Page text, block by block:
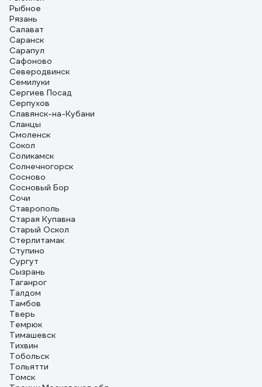
Рыбное
Рязань
Салават
Саранск
Сарапул
Сафоново
Северодвинск
Семилуки
Сергиев Посад
Серпухов
Славянск-на-Кубани
Сланцы
Смоленск
Сокол
Соликамск
Солнечногорск
Сосново
Сосновый Бор
Сочи
Ставрополь
Старая Купавна
Старый Оскол
Стерлитамак
Ступино
Сургут
Сызрань
Таганрог
Талдом
Тамбов
Тверь
Темрюк
Тимашевск
Тихвин
Тобольск
Тольятти
Томск